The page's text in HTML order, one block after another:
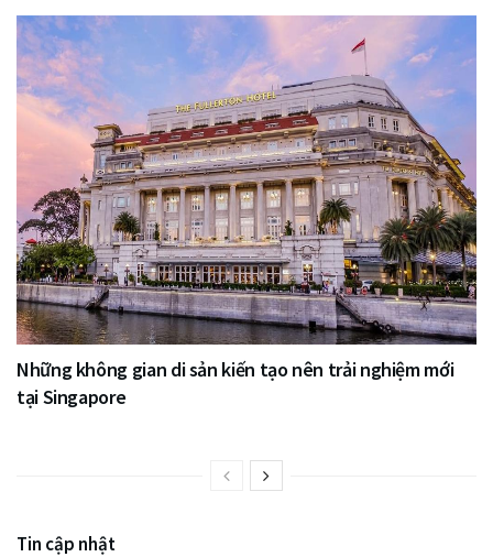
Những không gian di sản kiến tạo nên trải nghiệm mới
tại Singapore
Tin cập nhật